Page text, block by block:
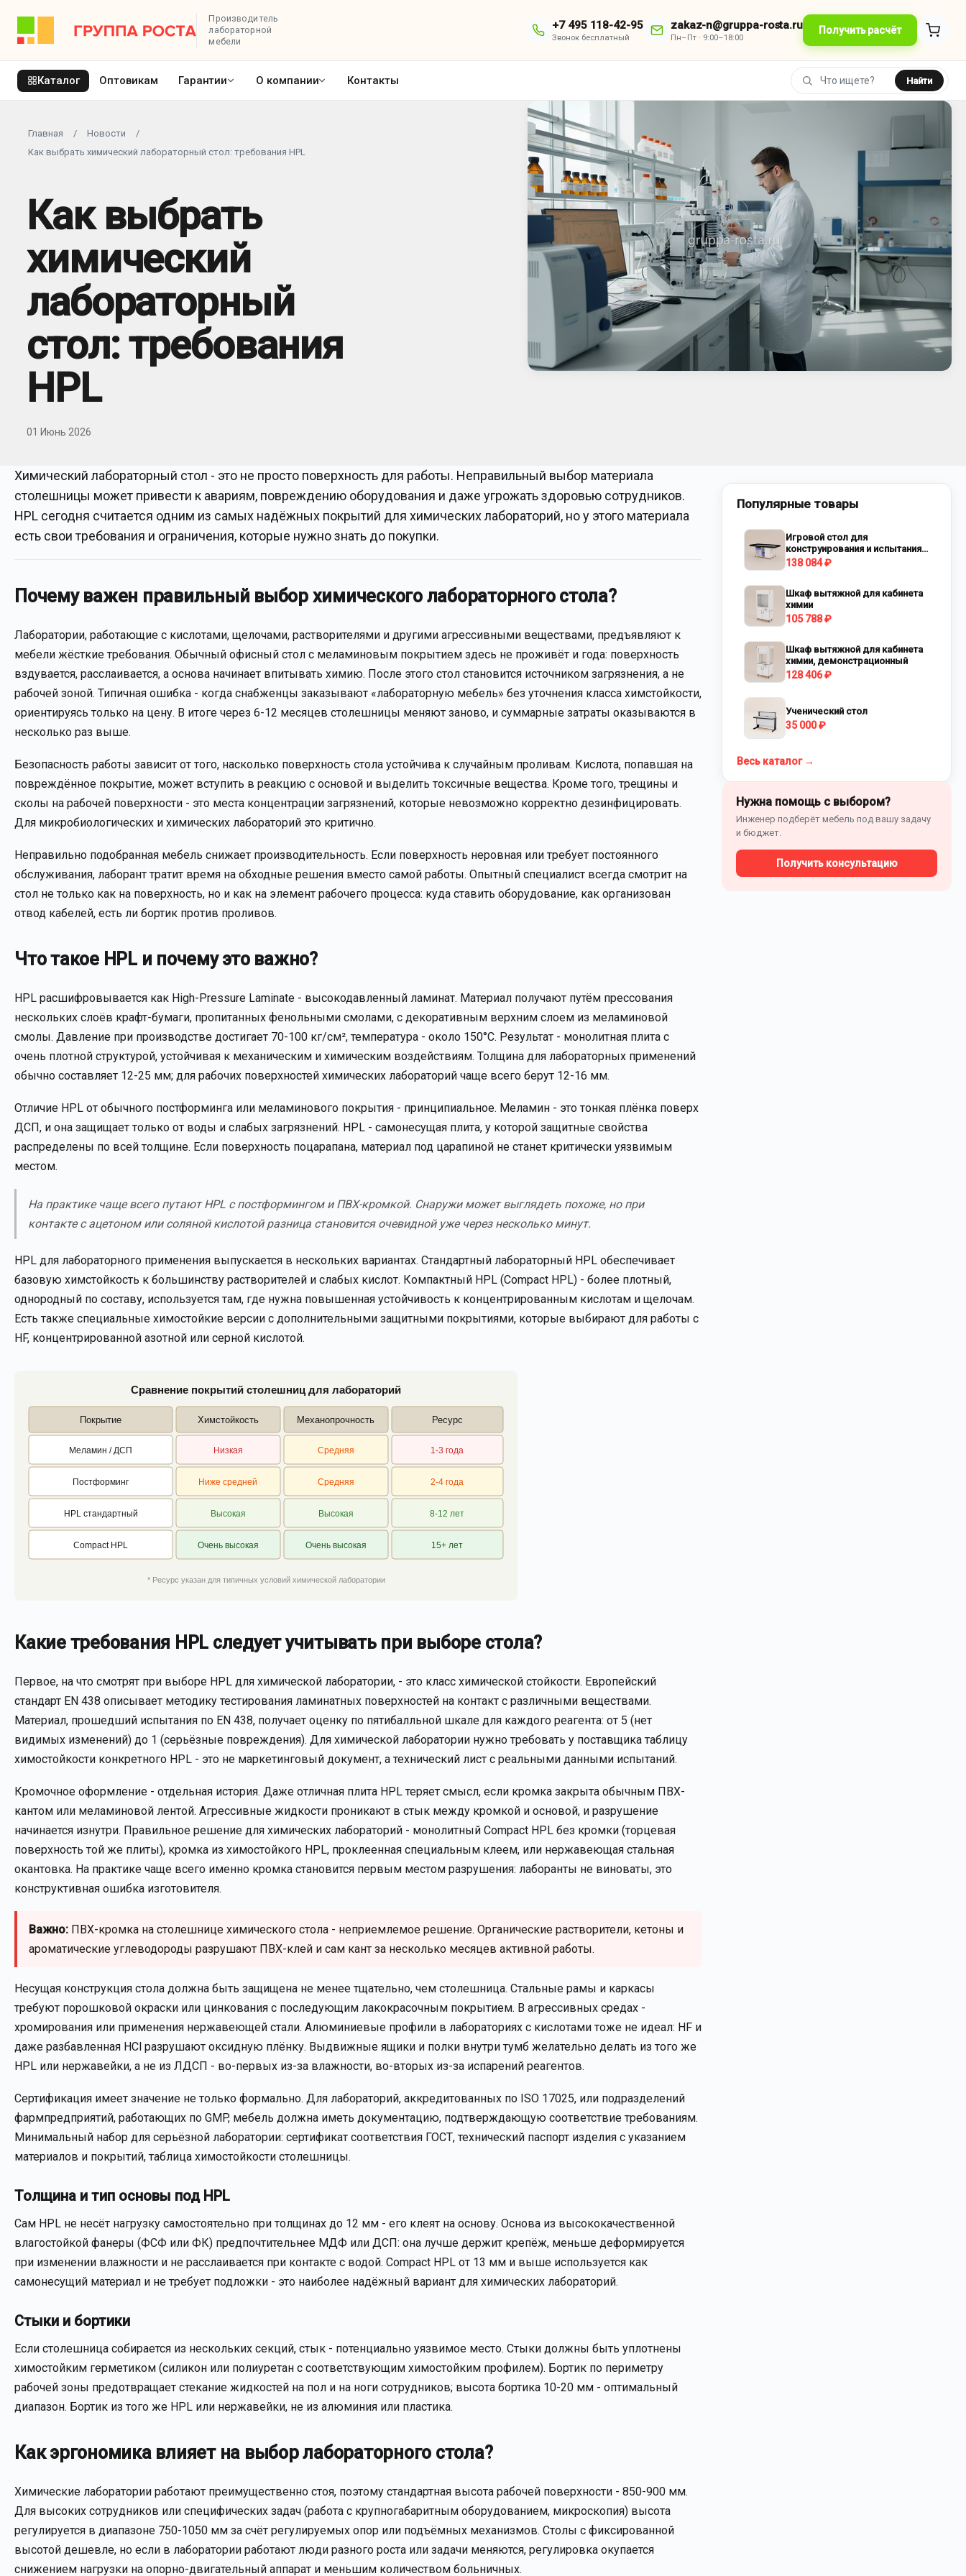
Производитель
лабораторной
мебели
+7 495 118-42-95
Звонок бесплатный
zakaz-n@gruppa-rosta.ru
Пн–Пт · 9:00–18:00
Получить расчёт
Каталог Оптовикам Гарантии О компании Контакты Найти
Главная / Новости
/
Как выбрать химический лабораторный стол: требования HPL
Как выбрать
химический
лабораторный
стол: требования
HPL
01 Июнь 2026
Химический лабораторный стол - это не просто поверхность для работы. Неправильный выбор материала
столешницы может привести к авариям, повреждению оборудования и даже угрожать здоровью сотрудников.
HPL сегодня считается одним из самых надёжных покрытий для химических лабораторий, но у этого материала
есть свои требования и ограничения, которые нужно знать до покупки.
Почему важен правильный выбор химического лабораторного стола?
Лаборатории, работающие с кислотами, щелочами, растворителями и другими агрессивными веществами, предъявляют к
мебели жёсткие требования. Обычный офисный стол с меламиновым покрытием здесь не проживёт и года: поверхность
вздувается, расслаивается, а основа начинает впитывать химию. После этого стол становится источником загрязнения, а не
рабочей зоной. Типичная ошибка - когда снабженцы заказывают «лабораторную мебель» без уточнения класса химстойкости,
ориентируясь только на цену. В итоге через 6-12 месяцев столешницы меняют заново, и суммарные затраты оказываются в
несколько раз выше.
Безопасность работы зависит от того, насколько поверхность стола устойчива к случайным проливам. Кислота, попавшая на
повреждённое покрытие, может вступить в реакцию с основой и выделить токсичные вещества. Кроме того, трещины и
сколы на рабочей поверхности - это места концентрации загрязнений, которые невозможно корректно дезинфицировать.
Для микробиологических и химических лабораторий это критично.
Неправильно подобранная мебель снижает производительность. Если поверхность неровная или требует постоянного
обслуживания, лаборант тратит время на обходные решения вместо самой работы. Опытный специалист всегда смотрит на
стол не только как на поверхность, но и как на элемент рабочего процесса: куда ставить оборудование, как организован
отвод кабелей, есть ли бортик против проливов.
Что такое HPL и почему это важно?
HPL расшифровывается как High-Pressure Laminate - высокодавленный ламинат. Материал получают путём прессования
нескольких слоёв крафт-бумаги, пропитанных фенольными смолами, с декоративным верхним слоем из меламиновой
смолы. Давление при производстве достигает 70-100 кг/см², температура - около 150°C. Результат - монолитная плита с
очень плотной структурой, устойчивая к механическим и химическим воздействиям. Толщина для лабораторных применений
обычно составляет 12-25 мм; для рабочих поверхностей химических лабораторий чаще всего берут 12-16 мм.
Отличие HPL от обычного постформинга или меламинового покрытия - принципиальное. Меламин - это тонкая плёнка поверх
ДСП, и она защищает только от воды и слабых загрязнений. HPL - самонесущая плита, у которой защитные свойства
распределены по всей толщине. Если поверхность поцарапана, материал под царапиной не станет критически уязвимым
местом.
На практике чаще всего путают HPL с постформингом и ПВХ-кромкой. Снаружи может выглядеть похоже, но при
контакте с ацетоном или соляной кислотой разница становится очевидной уже через несколько минут.
HPL для лабораторного применения выпускается в нескольких вариантах. Стандартный лабораторный HPL обеспечивает
базовую химстойкость к большинству растворителей и слабых кислот. Компактный HPL (Compact HPL) - более плотный,
однородный по составу, используется там, где нужна повышенная устойчивость к концентрированным кислотам и щелочам.
Есть также специальные химостойкие версии с дополнительными защитными покрытиями, которые выбирают для работы с
HF, концентрированной азотной или серной кислотой.
Сравнение покрытий столешниц для лабораторий
Покрытие Химстойкость Механопрочность Ресурс
Меламин / ДСП Низкая Средняя 1-3 года
Постформинг Ниже средней Средняя 2-4 года
HPL стандартный Высокая Высокая 8-12 лет
Compact HPL Очень высокая Очень высокая 15+ лет
* Ресурс указан для типичных условий химической лаборатории
Какие требования HPL следует учитывать при выборе стола?
Первое, на что смотрят при выборе HPL для химической лаборатории, - это класс химической стойкости. Европейский
стандарт EN 438 описывает методику тестирования ламинатных поверхностей на контакт с различными веществами.
Материал, прошедший испытания по EN 438, получает оценку по пятибалльной шкале для каждого реагента: от 5 (нет
видимых изменений) до 1 (серьёзные повреждения). Для химической лаборатории нужно требовать у поставщика таблицу
химостойкости конкретного HPL - это не маркетинговый документ, а технический лист с реальными данными испытаний.
Кромочное оформление - отдельная история. Даже отличная плита HPL теряет смысл, если кромка закрыта обычным ПВХ-
кантом или меламиновой лентой. Агрессивные жидкости проникают в стык между кромкой и основой, и разрушение
начинается изнутри. Правильное решение для химических лабораторий - монолитный Compact HPL без кромки (торцевая
поверхность той же плиты), кромка из химостойкого HPL, проклеенная специальным клеем, или нержавеющая стальная
окантовка. На практике чаще всего именно кромка становится первым местом разрушения: лаборанты не виноваты, это
конструктивная ошибка изготовителя.
Важно: ПВХ-кромка на столешнице химического стола - неприемлемое решение. Органические растворители, кетоны и
ароматические углеводороды разрушают ПВХ-клей и сам кант за несколько месяцев активной работы.
Несущая конструкция стола должна быть защищена не менее тщательно, чем столешница. Стальные рамы и каркасы
требуют порошковой окраски или цинкования с последующим лакокрасочным покрытием. В агрессивных средах -
хромирования или применения нержавеющей стали. Алюминиевые профили в лабораториях с кислотами тоже не идеал: HF и
даже разбавленная HCl разрушают оксидную плёнку. Выдвижные ящики и полки внутри тумб желательно делать из того же
HPL или нержавейки, а не из ЛДСП - во-первых из-за влажности, во-вторых из-за испарений реагентов.
Сертификация имеет значение не только формально. Для лабораторий, аккредитованных по ISO 17025, или подразделений
фармпредприятий, работающих по GMP, мебель должна иметь документацию, подтверждающую соответствие требованиям.
Минимальный набор для серьёзной лаборатории: сертификат соответствия ГОСТ, технический паспорт изделия с указанием
материалов и покрытий, таблица химостойкости столешницы.
Толщина и тип основы под HPL
Сам HPL не несёт нагрузку самостоятельно при толщинах до 12 мм - его клеят на основу. Основа из высококачественной
влагостойкой фанеры (ФСФ или ФК) предпочтительнее МДФ или ДСП: она лучше держит крепёж, меньше деформируется
при изменении влажности и не расслаивается при контакте с водой. Compact HPL от 13 мм и выше используется как
самонесущий материал и не требует подложки - это наиболее надёжный вариант для химических лабораторий.
Стыки и бортики
Если столешница собирается из нескольких секций, стык - потенциально уязвимое место. Стыки должны быть уплотнены
химостойким герметиком (силикон или полиуретан с соответствующим химостойким профилем). Бортик по периметру
рабочей зоны предотвращает стекание жидкостей на пол и на ноги сотрудников; высота бортика 10-20 мм - оптимальный
диапазон. Бортик из того же HPL или нержавейки, не из алюминия или пластика.
Как эргономика влияет на выбор лабораторного стола?
Химические лаборатории работают преимущественно стоя, поэтому стандартная высота рабочей поверхности - 850-900 мм.
Для высоких сотрудников или специфических задач (работа с крупногабаритным оборудованием, микроскопия) высота
регулируется в диапазоне 750-1050 мм за счёт регулируемых опор или подъёмных механизмов. Столы с фиксированной
высотой дешевле, но если в лаборатории работают люди разного роста или задачи меняются, регулировка окупается
снижением нагрузки на опорно-двигательный аппарат и меньшим количеством больничных.
Популярные товары
Игровой стол для
конструирования и испытания
роботов
138 084 ₽
Шкаф вытяжной для кабинета
химии
105 788 ₽
Шкаф вытяжной для кабинета
химии, демонстрационный
128 406 ₽
Ученический стол
35 000 ₽
Весь каталог →
Нужна помощь с выбором?
Инженер подберёт мебель под вашу задачу
и бюджет.
Получить консультацию